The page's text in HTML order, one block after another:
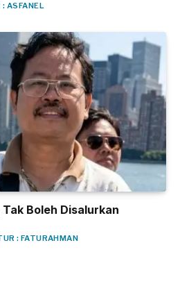
: ASFANEL
Boleh Disalurkan
: FATURAHMAN